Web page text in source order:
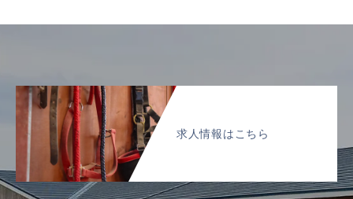
求人情報はこちら